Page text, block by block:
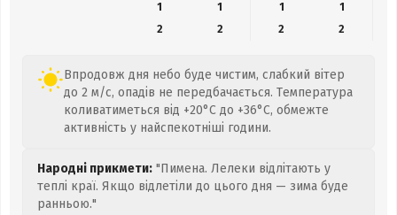
1
1 1
1
2
2 2 2
Впродовж дня небо буде чистим, слабкий вітер
до 2 м/с, опадів не передбачається. Температура
коливатиметься від +20°C до +36°C, обмежте
активність у найспекотніші години.
Народні прикмети: "Пимена. Лелеки відлітають у
теплі краї. Якщо відлетіли до цього дня — зима буде
ранньою."